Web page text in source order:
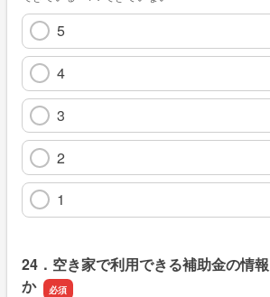
5
4
3
2
1
24．空き家で利用できる補助金の情
か